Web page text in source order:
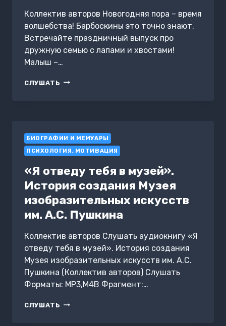
Коллектив авторов Новогодняя пора – время
волшебства! Барбоскины это точно знают.
Встречайте праздничный выпуск про
дружную семью с лапами и хвостами!
Малыш –…
СЛУШАТЬ НОВЫЙ
БИОГРАФИИ И МЕМУАРЫ
ПСИХОЛОГИЯ, МОТИВАЦИЯ
«Я отведу тебя в музей».
История создания Музея
изобразительных искусств
им. А.С. Пушкина
Коллектив авторов Слушать аудиокнигу «Я
отведу тебя в музей». История создания
Музея изобразительных искусств им. А.С.
Пушкина (Коллектив авторов) Слушать
Форматы: MP3,M4B Фрагмент:…
СЛУШАТЬ «Я